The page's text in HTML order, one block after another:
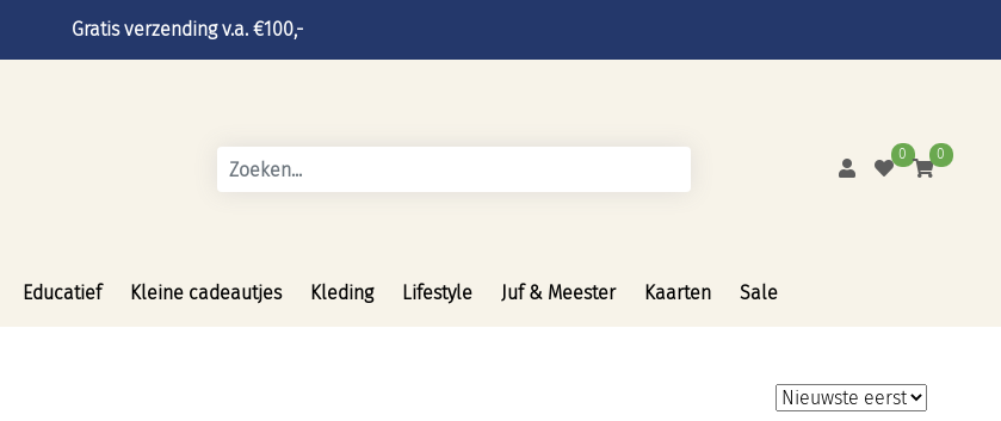
Gratis verzending v.a. €100,-
0 0
Educatief Kleine cadeautjes Kleding Lifestyle Juf & Meester Kaarten Sale